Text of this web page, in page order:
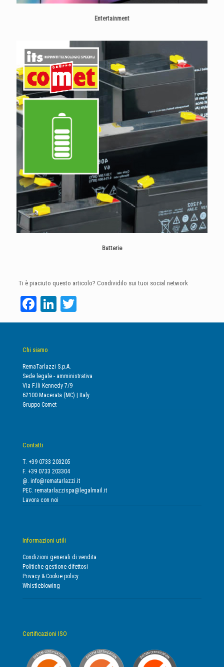
Entertainment
Batterie
Ti è piaciuto questo articolo? Condividilo sui tuoi social network
Facebook
LinkedIn
Twitter
Chi siamo
RemaTarlazzi S.p.A.
Sede legale - amministrativa
Via F.lli Kennedy 7/9
62100 Macerata (MC) | Italy
Gruppo Comet
Contatti
T. +39 0733 203205
F. +39 0733 203304
@. info@rematarlazzi.it
PEC. rematarlazzispa@legalmail.it
Lavora con noi
Informazioni utili
Condizioni generali di vendita
Politiche gestione difettosi
Privacy & Cookie policy
Whistleblowing
Certificazioni ISO